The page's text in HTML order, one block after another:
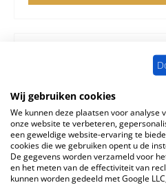
Origineel Deurveer voor de
Materiaal S…Meer
Eigenschappen
Informatie over
Wij gebruiken cookies
We kunnen deze plaatsen voor analyse
onze website te verbeteren,
een geweldige website-ervaring te
cookies die we gebruiken opent u de
De gegevens worden verzameld voor
en het meten van de effectiviteit van
kunnen worden gedeeld met Google